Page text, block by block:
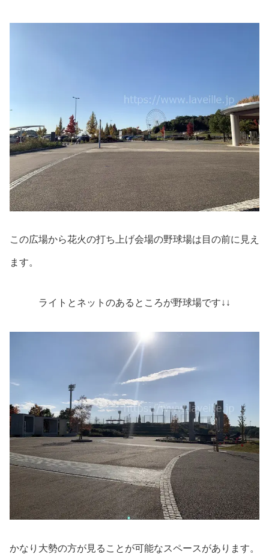
この広場から花火の打ち上げ会場の野球場は目の前に見え
ます。
ライトとネットのあるところが野球場です↓↓
かなり大勢の方が見ることが可能なスペースがあります。